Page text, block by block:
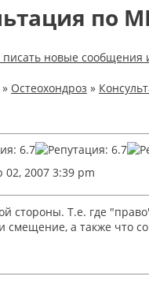
по
» Остеохондроз »
2007 3:39 pm
стороны. Т.е. где
смещение, а также что